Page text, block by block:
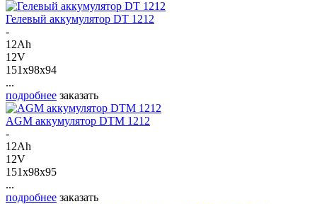
Гелевый аккумулятор DT 1212
-
12Ah
12V
151x98x94
...
подробнее заказать
AGM аккумулятор DTM 1212
-
12Ah
12V
151x98x95
...
подробнее заказать